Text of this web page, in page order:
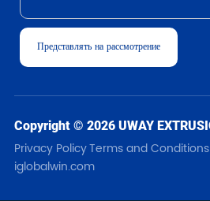
Представлять на рассмотрение
Copyright © 2026 UWAY
Privacy PolicyTerms and Conditions
iglobalwin.com